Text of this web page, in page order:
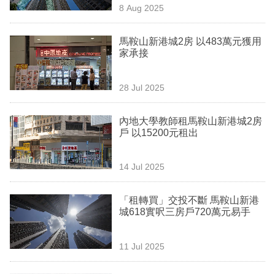
資
樓
市
理
商
業
科
技
職
場
生
8 Aug 2025
馬鞍山新港城2房 以483萬元獲用
家承接
28 Jul 2025
內地大學教師租馬鞍山新港城2房
戶 以15200元租出
14 Jul 2025
「租轉買」交投不斷 馬鞍山新港
城618實呎三房戶720萬元易手
11 Jul 2025